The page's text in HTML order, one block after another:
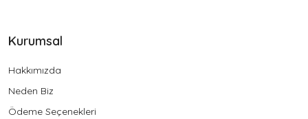
Kurumsal
Hakkımızda
Neden Biz
Ödeme Seçenekleri